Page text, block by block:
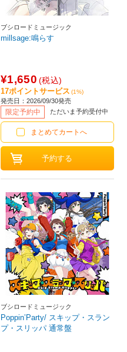
ブシロードミュージック
millsage:鳴らす
¥1,650 (税込)
17ポイントサービス (1%)
発売日：2026/09/30発売
限定予約中 ただいま予約受付中
まとめてカートへ
ブシロードミュージック
Poppin’Party/ スキップ・スラン
プ・スリッパ 通常盤